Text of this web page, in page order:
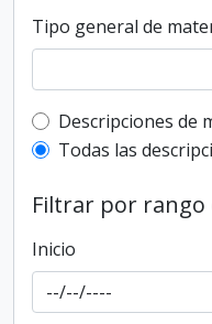
Tipo general de
Top-level
Descripciones de
Todas las
Filtrar por rango
Inicio